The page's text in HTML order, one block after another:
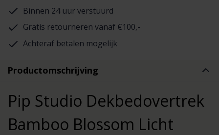
Binnen 24 uur verstuurd
Gratis retourneren vanaf €100,-
Achteraf betalen mogelijk
Productomschrijving
Pip Studio Dekbedovertrek
Bamboo Blossom Licht